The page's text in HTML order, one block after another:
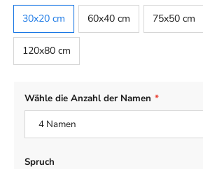
Default
30x20 cm
60x40 cm 75x50 cm
120x80 cm
Wähle die Anzahl der Namen *
Spruch